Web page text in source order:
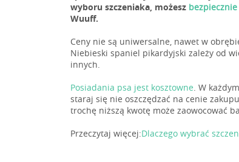
wyboru szczeniaka, możesz
Wuuff.
Ceny nie są uniwersalne, nawet w
Niebieski spaniel pikardyjski zależy od
innych.
Posiadania psa jest kosztowne. W
staraj się nie oszczędzać na cenie
trochę niższą kwotę może zaowocować
Przeczytaj więcej:Dlaczego wybrać